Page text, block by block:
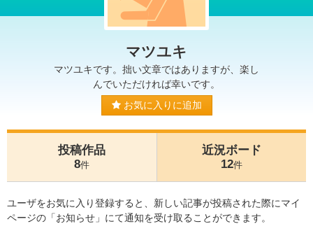
マツユキ
マツユキです。拙い文章ではありますが、楽し
んでいただければ幸いです。
お気に入りに追加
投稿作品
8件
近況ボード
12件
ユーザをお気に入り登録すると、新しい記事が投稿された際にマイ
ページの「お知らせ」にて通知を受け取ることができます。